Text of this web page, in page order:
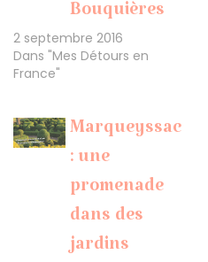
Bouquières
2 septembre 2016
Dans "Mes Détours en
France"
Marqueyssac
: une
promenade
dans des
jardins